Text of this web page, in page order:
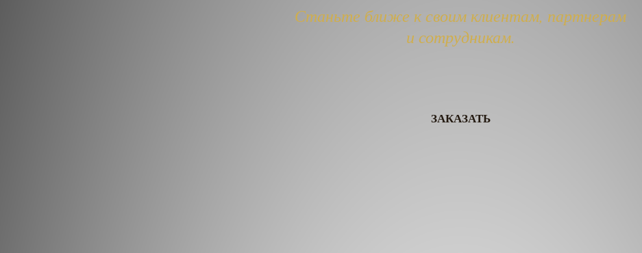
Станьте ближе к своим клиентам, партнерам
и сотрудникам.
ЗАКАЗАТЬ